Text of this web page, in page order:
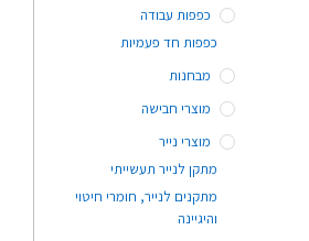
כפפות עבודה
כפפות חד פעמיות
מבחנות
מוצרי חבישה
מוצרי נייר
מתקן לנייר תעשייתי
מתקנים לנייר, חומרי חיטוי
והיגיינה